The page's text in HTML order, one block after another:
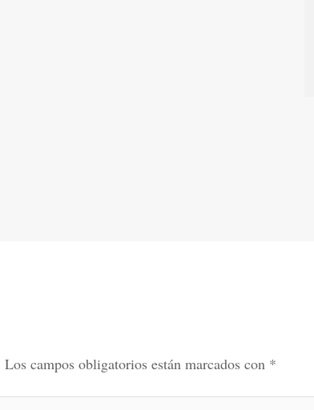
Los campos obligatorios están marcados con *